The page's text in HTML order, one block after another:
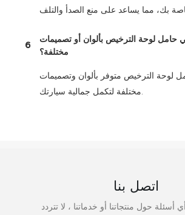
6
حامل لوحة الترخيص بألوان أو تصميمات
مختلفة؟
لوحة الترخيص متوفر بألوان وتصميمات
مختلفة لتكمل جمالية سيارتك.
اتصل بنا
أسئلة حول منتجاتنا أو خدماتنا ، لا تتردد